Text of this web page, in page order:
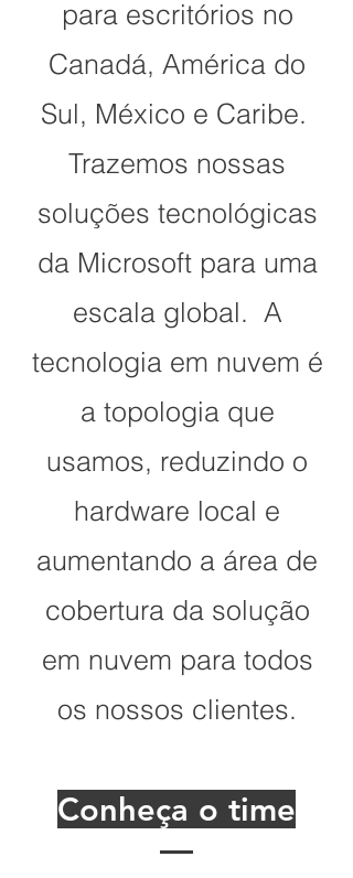
para escritórios no
Canadá, América do
Sul, México e Caribe.
Trazemos nossas
soluções tecnológicas
da Microsoft para uma
escala global. A
tecnologia em nuvem é
a topologia que
usamos, reduzindo o
hardware local e
aumentando a área de
cobertura da solução
em nuvem para todos
os nossos clientes.
Conheça o time